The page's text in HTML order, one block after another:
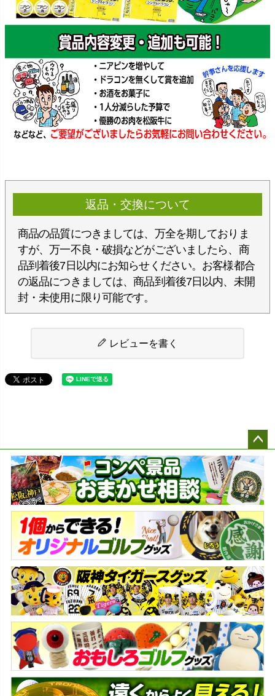
返品・交換について
商品の品質につきましては、万全を期しておりま
すが、万一不良・破損などがございましたら、商
品到着後7日以内にお知らせください。お客様都合
の返品につきましては、商品到着後7日以内、未開
封・未使用に限り可能です。
レビューを書く
ペー
ジト
ップ
へ